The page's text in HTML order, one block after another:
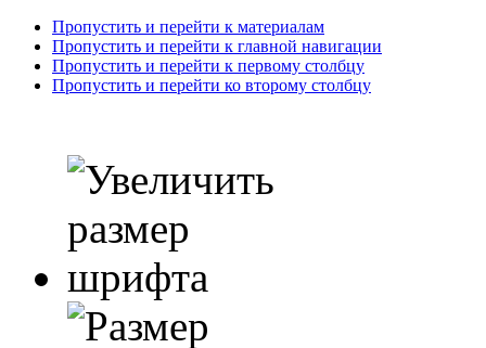
Пропустить и перейти к материалам
Пропустить и перейти к главной навигации
Пропустить и перейти к первому столбцу
Пропустить и перейти ко второму столбцу